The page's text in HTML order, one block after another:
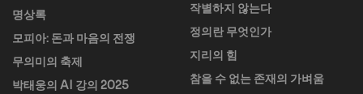
명상록
모피아: 돈과 마음의 전쟁
무의미의 축제
박태웅의 AI 강의 2025
작별하지 않는다
정의란 무엇인가
지리의 힘
참을 수 없는 존재의 가벼움